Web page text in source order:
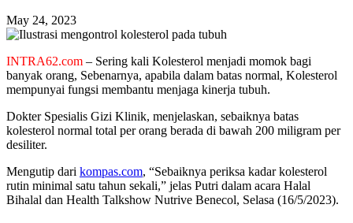
May 24, 2023
INTRA62.com – Sering kali Kolesterol menjadi momok bagi
banyak orang, Sebenarnya, apabila dalam batas normal, Kolesterol
mempunyai fungsi membantu menjaga kinerja tubuh.
Dokter Spesialis Gizi Klinik, menjelaskan, sebaiknya batas
kolesterol normal total per orang berada di bawah 200 miligram per
desiliter.
Mengutip dari kompas.com, “Sebaiknya periksa kadar kolesterol
rutin minimal satu tahun sekali,” jelas Putri dalam acara Halal
Bihalal dan Health Talkshow Nutrive Benecol, Selasa (16/5/2023).